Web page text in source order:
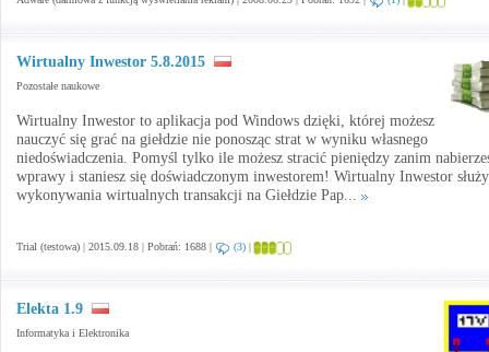
Wirtualny Inwestor 5.8.2015
Pozostałe naukowe
Wirtualny Inwestor to aplikacja pod Windows dzięki, której możesz
nauczyć się grać na giełdzie nie ponosząc strat w wyniku własnego
niedoświadczenia. Pomyśl tylko ile możesz stracić pieniędzy zanim
wprawy i staniesz się doświadczonym inwestorem! Wirtualny Inwestor
wykonywania wirtualnych transakcji na Giełdzie Pap...
Trial (testowa) | 2015.09.18 | Pobrań: 1688 | (3) |
Elekta 1.9
Informatyka i Elektronika